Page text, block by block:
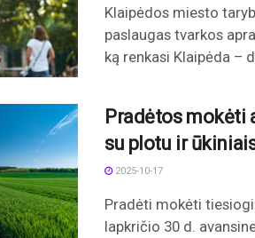
Klaipėdos miesto
paslaugas tvarkos
ką renkasi Klaipėda –
Pradėtos mokėti
su plotu ir
2025-10-17
Pradėti mokėti
lapkričio 30 d.